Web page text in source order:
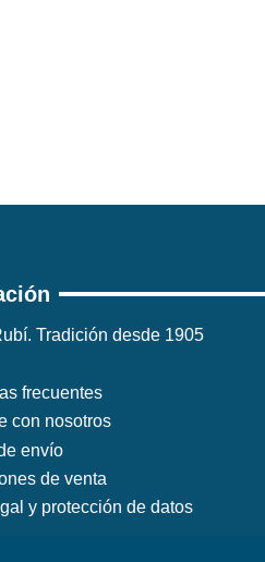
Tradición desde 1905
frecuentes
con nosotros
envío
de venta
y protección de datos